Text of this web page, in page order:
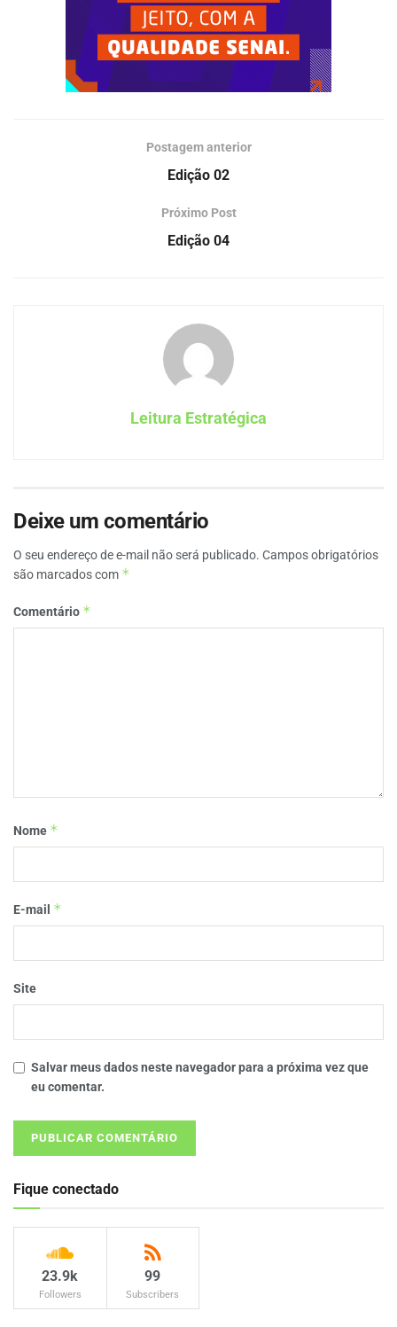
Postagem anterior
Edição 02
Próximo Post
Edição 04
Leitura Estratégica
Deixe um comentário
O seu endereço de e-mail não será publicado. Campos obrigatórios
são marcados com *
Comentário *
Nome *
E-mail *
Site
Salvar meus dados neste navegador para a próxima vez que
eu comentar.
Fique conectado
23.9k
Followers
99
Subscribers